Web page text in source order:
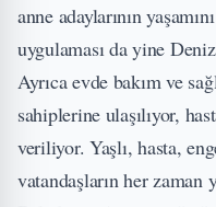
anne adaylarının
uygulaması da yine
Ayrıca evde bakım ve
sahiplerine ulaşılıyor,
veriliyor. Yaşlı, hasta,
vatandaşların her